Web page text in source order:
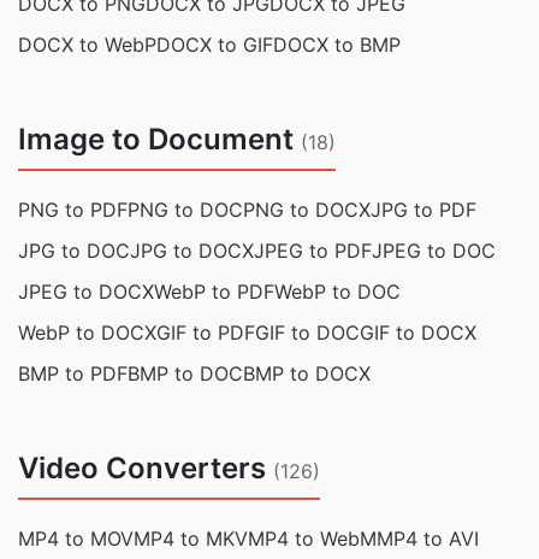
DOCX to WebPDOCX to GIFDOCX to BMP
Image to Document (18)
PNG to PDFPNG to DOCPNG to DOCXJPG to PDF
JPG to DOCJPG to DOCXJPEG to PDFJPEG to DOC
JPEG to DOCXWebP to PDFWebP to DOC
WebP to DOCXGIF to PDFGIF to DOCGIF to DOCX
BMP to PDFBMP to DOCBMP to DOCX
Video Converters (126)
MP4 to MOVMP4 to MKVMP4 to WebMMP4 to AVI